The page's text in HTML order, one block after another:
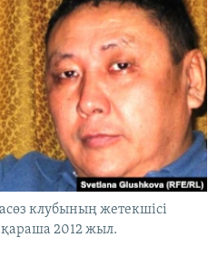
клубының жетекшісі
қараша 2012 жыл.